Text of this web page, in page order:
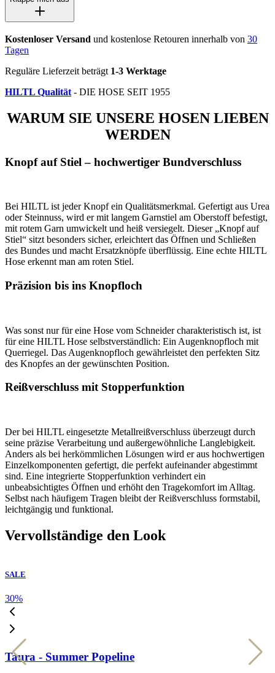
Kostenloser Versand und kostenlose Retouren innerhalb von 30
Tagen
Reguläre Lieferzeit beträgt 1-3 Werktage
HILTL Qualität - DIE HOSE SEIT 1955
WARUM SIE UNSERE HOSEN LIEBEN
WERDEN
Knopf auf Stiel – hochwertiger Bundverschluss
Bei HILTL ist jeder Knopf ein Qualitätsmerkmal. Gefertigt aus Urea
oder Steinnuss, wird er mit langem Garnstiel am Oberstoff befestigt,
mit rotem Garn umwickelt und heiß versiegelt. Dieser „Knopf auf
Stiel“ sitzt besonders sicher, erleichtert das Öffnen und Schließen
des Bundes und macht Ersatzknöpfe überflüssig. Eine echte HILTL
Hose erkennt man am roten Stiel.
Präzision bis ins Knopfloch
Was sonst nur für eine Hose vom Schneider charakteristisch ist, ist
für eine HILTL Hose selbstverständlich: Ein Augenknopfloch mit
Querriegel. Das Augenknopfloch gewährleistet den perfekten Sitz
des Knopfes an der gewünschten Position.
Reißverschluss mit Stopperfunktion
Der bei HILTL eingesetzte Metallreißverschluss überzeugt durch
seine präzise Verarbeitung und außergewöhnliche Langlebigkeit.
Anders als bei herkömmlichen Lösungen wird er aus hochwertigen
Einzelkomponenten gefertigt, die perfekt aufeinander abgestimmt
sind. Eine integrierte Stopperfunktion verhindert ein
unbeabsichtigtes Öffnen und erhöht den Tragekomfort im Alltag.
Selbst nach häufigem Tragen bleibt der Reißverschluss formstabil,
leichtgängig und funktional.
Vervollständige den Look
SALE
30%
Taura - Summer Popeline